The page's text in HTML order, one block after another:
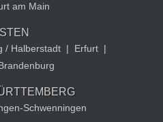
am Main
/ Halberstadt | Erfurt |
Schwenningen